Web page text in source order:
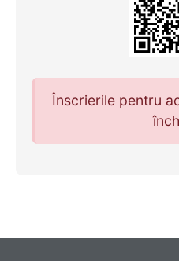
Înscrierile pentru